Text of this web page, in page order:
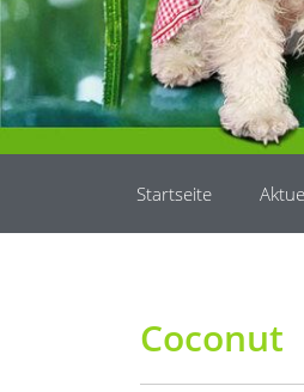
Startseite
Coconut